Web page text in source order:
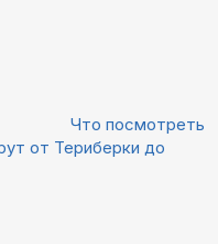
Что посмотреть
от Териберки до